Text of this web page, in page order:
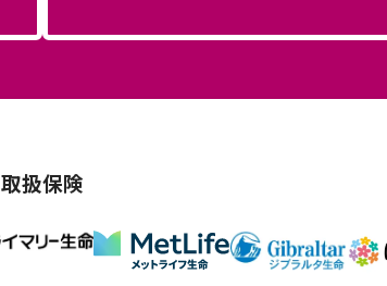
取扱保険